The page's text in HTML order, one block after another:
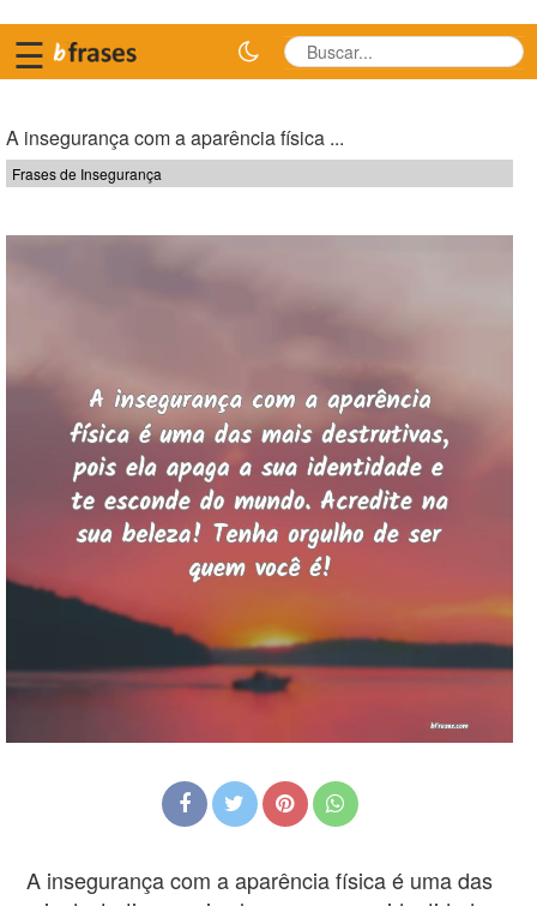
☰
A insegurança com a aparência física ...
Frases de Insegurança
A insegurança com a aparência física é uma das